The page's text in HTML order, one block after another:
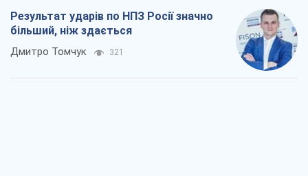
Результат ударів по НПЗ Росії значно
більший, ніж здається
Дмитро Томчук 321